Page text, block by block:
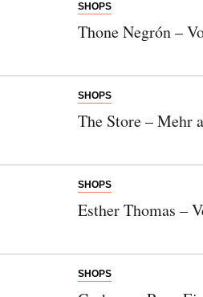
SHOPS
Thone Negrón –
SHOPS
The Store – Mehr
SHOPS
Esther Thomas –
SHOPS